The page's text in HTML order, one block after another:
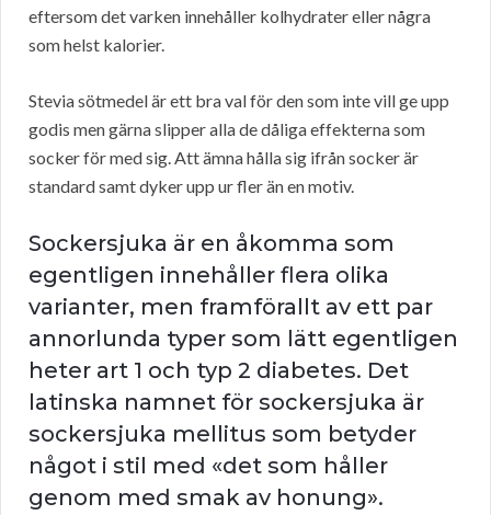
eftersom det varken innehåller kolhydrater eller några
som helst kalorier.
Stevia sötmedel är ett bra val för den som inte vill ge upp
godis men gärna slipper alla de dåliga effekterna som
socker för med sig. Att ämna hålla sig ifrån socker är
standard samt dyker upp ur fler än en motiv.
Sockersjuka är en åkomma som
egentligen innehåller flera olika
varianter, men framförallt av ett par
annorlunda typer som lätt egentligen
heter art 1 och typ 2 diabetes. Det
latinska namnet för sockersjuka är
sockersjuka mellitus som betyder
något i stil med «det som håller
genom med smak av honung».